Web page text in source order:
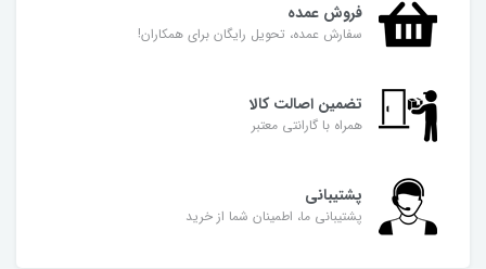
فروش عمده
سفارش عمده، تحویل رایگان برای همکاران!
تضمین اصالت کالا
همراه با گارانتی معتبر
پشتیبانی
پشتیبانی ما، اطمینان شما از خرید